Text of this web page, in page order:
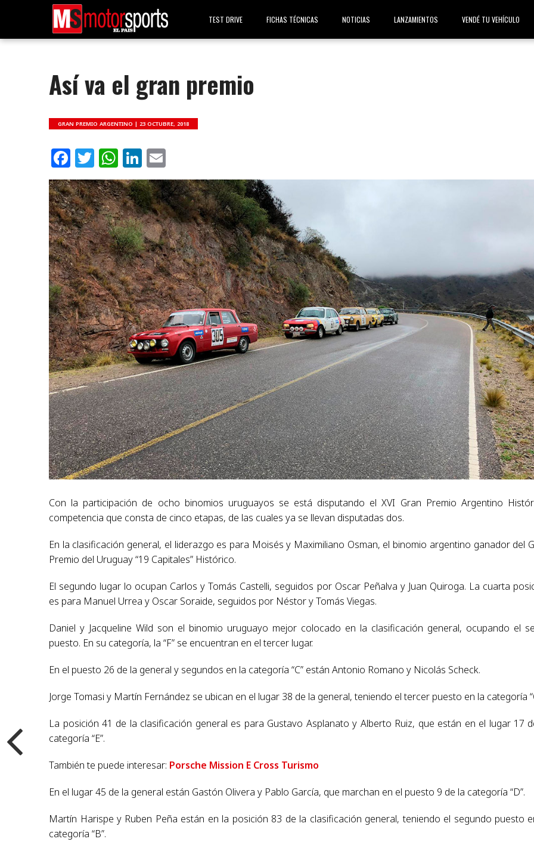
TEST DRIVE FICHAS TÉCNICAS NOTICIAS LANZAMIENTOS VENDÉ TU VEHÍCULO
Así va el gran premio
GRAN PREMIO ARGENTINO |23 OCTUBRE, 2018
Facebook
Twitter
WhatsApp
LinkedIn
Con la participación de ocho binomios uruguayos se está disputando el XVI Gran Premio Argentino
competencia que consta de cinco etapas, de las cuales ya se llevan disputadas dos.
En la clasificación general, el liderazgo es para Moisés y Maximiliano Osman, el binomio argentino ganador del
Premio del Uruguay “19 Capitales” Histórico.
El segundo lugar lo ocupan Carlos y Tomás Castelli, seguidos por Oscar Peñalva y Juan Quiroga. La cuarta
es para Manuel Urrea y Oscar Soraide, seguidos por Néstor y Tomás Viegas.
Daniel y Jacqueline Wild son el binomio uruguayo mejor colocado en la clasificación general, ocupando el
puesto. En su categoría, la “F” se encuentran en el tercer lugar.
En el puesto 26 de la general y segundos en la categoría “C” están Antonio Romano y Nicolás Scheck.
Jorge Tomasi y Martín Fernández se ubican en el lugar 38 de la general, teniendo el tercer puesto en la categoría
La posición 41 de la clasificación general es para Gustavo Asplanato y Alberto Ruiz, que están en el lugar 17
categoría “E”.
También te puede interesar: Porsche Mission E Cross Turismo
En el lugar 45 de la general están Gastón Olivera y Pablo García, que marchan en el puesto 9 de la categoría “D”.
Martín Harispe y Ruben Peña están en la posición 83 de la clasificación general, teniendo el segundo puesto
categoría “B”.